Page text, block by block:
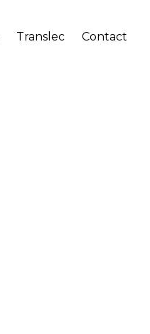
Translec Contact